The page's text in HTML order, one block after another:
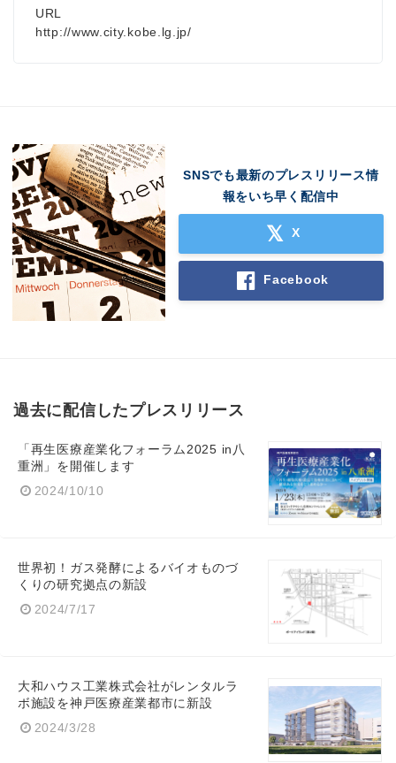
URL
http://www.city.kobe.lg.jp/
SNSでも最新のプレスリリース情
報をいち早く配信中
X
Facebook
過去に配信したプレスリリース
「再生医療産業化フォーラム2025 in八
重洲」を開催します
2024/10/10
世界初！ガス発酵によるバイオものづ
くりの研究拠点の新設
2024/7/17
大和ハウス工業株式会社がレンタルラ
ボ施設を神戸医療産業都市に新設
2024/3/28